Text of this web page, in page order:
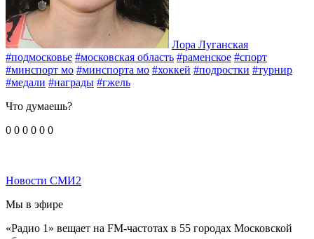
Лора Луганская
#подмосковье #московская область #раменское #спорт
#минспорт мо #минспорта мо #хоккей #подростки #турнир
#медали #награды #гжель
Что думаешь?
0 0 0 0 0 0
Новости СМИ2
Мы в эфире
«Радио 1» вещает на FM-частотах в 55 городах Московской